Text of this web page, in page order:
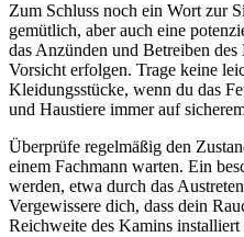
Zum Schluss noch ein Wort zur
gemütlich, aber auch eine
das Anzünden und Betreiben
Vorsicht erfolgen. Trage keine
Kleidungsstücke, wenn du das
und Haustiere immer auf
Überprüfe regelmäßig den
einem Fachmann warten. Ein
werden, etwa durch das
Vergewissere dich, dass dein
Reichweite des Kamins installiert